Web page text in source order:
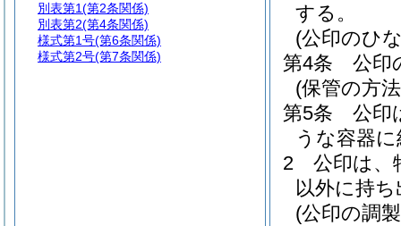
する。
(公印のひ
第4条
公印
(保管の方
第5条
公印
うな容器
2
公印は、
以外に持
(公印の調
別表第1(第2条関係)
別表第2(第4条関係)
様式第1号(第6条関係)
様式第2号(第7条関係)